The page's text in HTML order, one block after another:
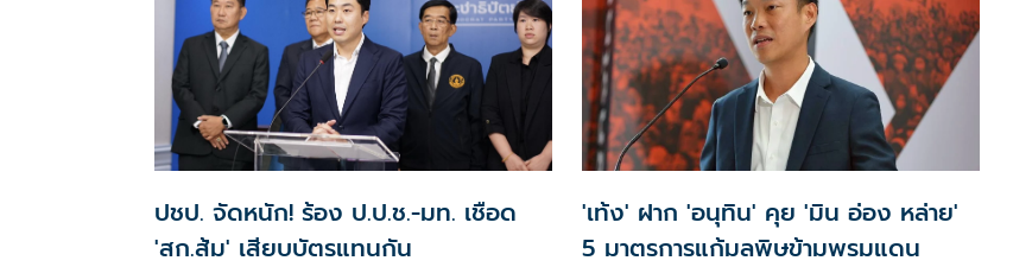
ปชป. จัดหนัก! ร้อง ป.ป.ช.-มท. เชือด
'สก.ส้ม' เสียบบัตรแทนกัน
'เท้ง' ฝาก 'อนุทิน' คุย 'มิน อ่อง หล่าย'
5 มาตรการแก้มลพิษข้ามพรมแดน